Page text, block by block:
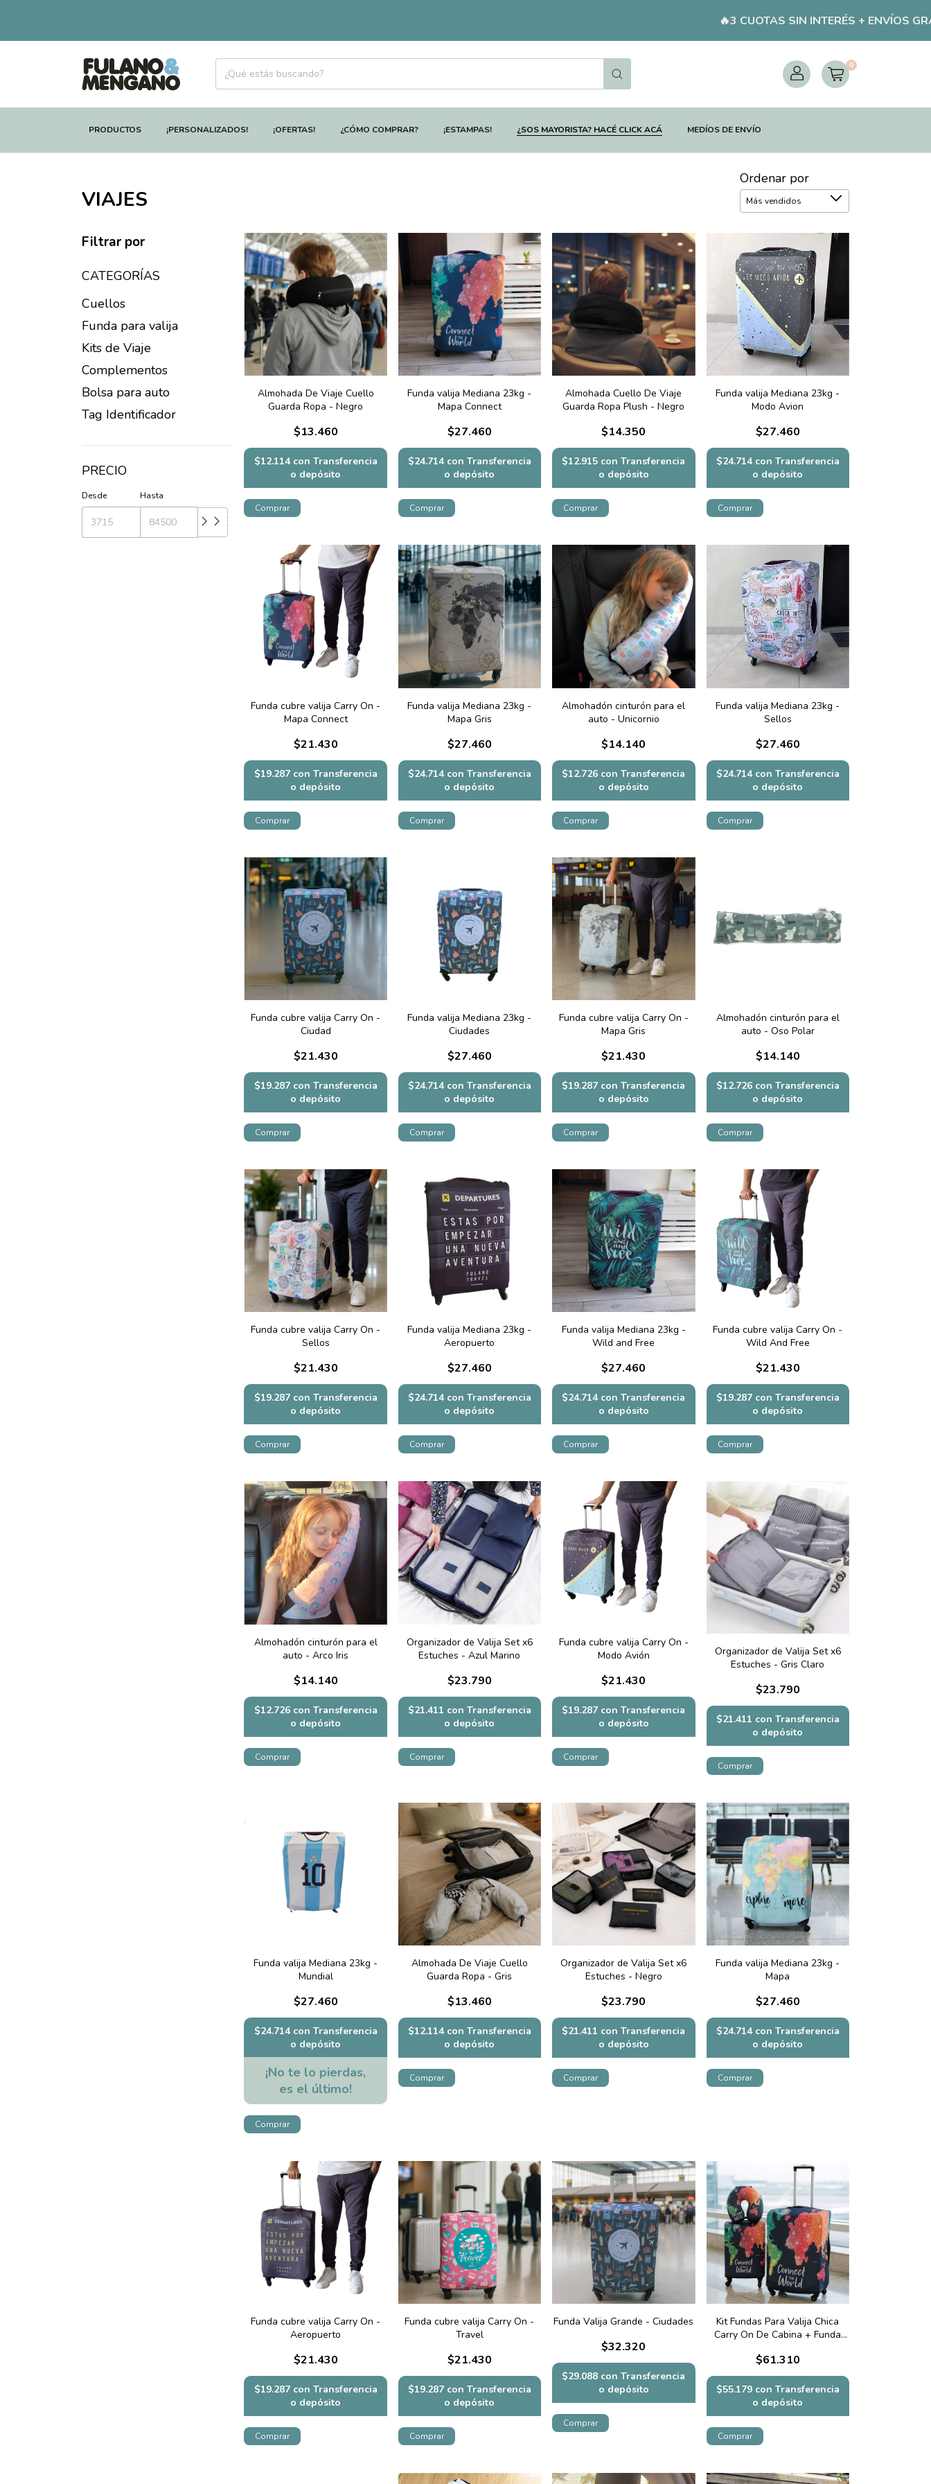
🔥3 CUOTAS SIN INTERÉS + ENVÍOS GRATIS A
0
PRODUCTOS ¡PERSONALIZADOS! ¡OFERTAS! ¿CÓMO COMPRAR? ¡ESTAMPAS! ¿SOS MAYORISTA? HACÉ CLICK ACÁ MEDÍOS DE ENVÍO
VIAJES
Ordenar por
Filtrar por
CATEGORÍAS
Cuellos
Funda para valija
Kits de Viaje
Complementos
Bolsa para auto
Tag Identificador
PRECIO
Desde Hasta
Almohada De Viaje Cuello
Guarda Ropa - Negro
$13.460
$12.114 con Transferencia
o depósito
Funda valija Mediana 23kg -
Mapa Connect
$27.460
$24.714 con Transferencia
o depósito
Almohada Cuello De Viaje
Guarda Ropa Plush - Negro
$14.350
$12.915 con Transferencia
o depósito
Funda valija Mediana 23kg -
Modo Avion
$27.460
$24.714 con Transferencia
o depósito
Funda cubre valija Carry On -
Mapa Connect
$21.430
$19.287 con Transferencia
o depósito
Funda valija Mediana 23kg -
Mapa Gris
$27.460
$24.714 con Transferencia
o depósito
Almohadón cinturón para el
auto - Unicornio
$14.140
$12.726 con Transferencia
o depósito
Funda valija Mediana 23kg -
Sellos
$27.460
$24.714 con Transferencia
o depósito
Funda cubre valija Carry On -
Ciudad
$21.430
$19.287 con Transferencia
o depósito
Funda valija Mediana 23kg -
Ciudades
$27.460
$24.714 con Transferencia
o depósito
Funda cubre valija Carry On -
Mapa Gris
$21.430
$19.287 con Transferencia
o depósito
Almohadón cinturón para el
auto - Oso Polar
$14.140
$12.726 con Transferencia
o depósito
Funda cubre valija Carry On -
Sellos
$21.430
$19.287 con Transferencia
o depósito
Funda valija Mediana 23kg -
Aeropuerto
$27.460
$24.714 con Transferencia
o depósito
Funda valija Mediana 23kg -
Wild and Free
$27.460
$24.714 con Transferencia
o depósito
Funda cubre valija Carry On -
Wild And Free
$21.430
$19.287 con Transferencia
o depósito
Almohadón cinturón para el
auto - Arco Iris
$14.140
$12.726 con Transferencia
o depósito
Organizador de Valija Set x6
Estuches - Azul Marino
$23.790
$21.411 con Transferencia
o depósito
Funda cubre valija Carry On -
Modo Avión
$21.430
$19.287 con Transferencia
o depósito
Organizador de Valija Set x6
Estuches - Gris Claro
$23.790
$21.411 con Transferencia
o depósito
Funda valija Mediana 23kg -
Mundial
$27.460
$24.714 con Transferencia
o depósito
¡No te lo pierdas,
es el último!
Almohada De Viaje Cuello
Guarda Ropa - Gris
$13.460
$12.114 con Transferencia
o depósito
Organizador de Valija Set x6
Estuches - Negro
$23.790
$21.411 con Transferencia
o depósito
Funda valija Mediana 23kg -
Mapa
$27.460
$24.714 con Transferencia
o depósito
Funda cubre valija Carry On -
Aeropuerto
$21.430
$19.287 con Transferencia
o depósito
Funda cubre valija Carry On -
Travel
$21.430
$19.287 con Transferencia
o depósito
Funda Valija Grande - Ciudades
$32.320
$29.088 con Transferencia
o depósito
Kit Fundas Para Valija Chica
Carry On De Cabina + Funda
De Viaje - Mapa Connect
$61.310
$55.179 con Transferencia
o depósito